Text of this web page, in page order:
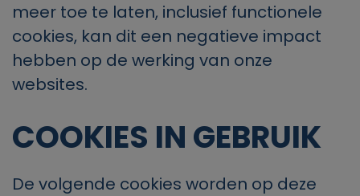
meer toe te laten, inclusief functionele
cookies, kan dit een negatieve impact
hebben op de werking van onze
websites.
COOKIES IN GEBRUIK
De volgende cookies worden op deze